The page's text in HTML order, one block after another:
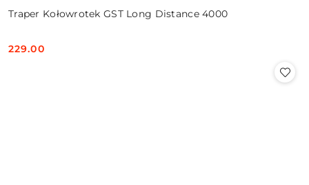
Traper Kołowrotek GST Long Distance 4000
Cena:
229.00